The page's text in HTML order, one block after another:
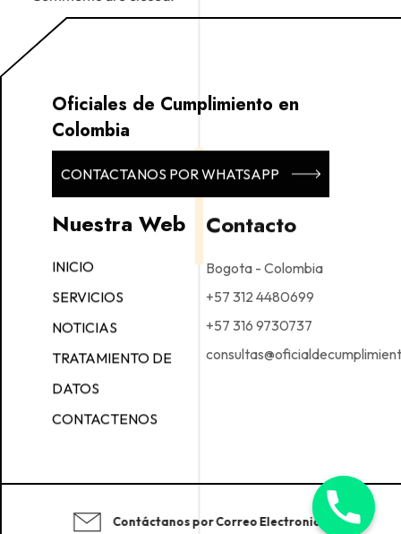
Oficiales de Cumplimiento en
Colombia
CONTACTANOS POR WHATSAPP
Nuestra Web
INICIO
SERVICIOS
NOTICIAS
TRATAMIENTO DE
DATOS
CONTACTENOS
Contacto
Bogota - Colombia
+57 312 4480699
+57 316 9730737
Contáctanos por Correo Electronico